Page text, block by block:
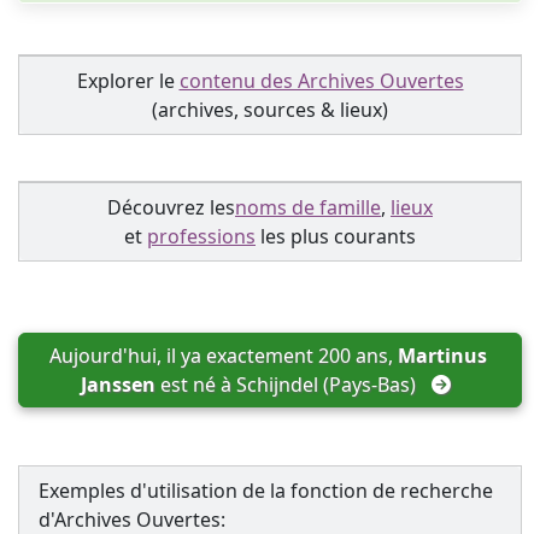
Explorer le contenu des Archives Ouvertes
(archives, sources & lieux)
Découvrez lesnoms de famille, lieux
et professions les plus courants
Aujourd'hui, il ya exactement 200 ans, Martinus
Janssen est né à Schijndel (Pays-Bas)
Exemples d'utilisation de la fonction de recherche
d'Archives Ouvertes: